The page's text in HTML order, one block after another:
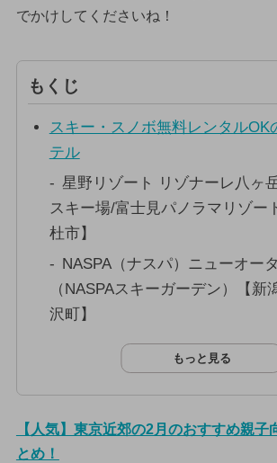
でかけしてくださいね！
もくじ
スキー・スノボ無料レンタルOK
テル
星野リゾート リゾナーレ八ヶ
スキー場/富士見パノラマリゾー
杜市】
NASPA（ナスパ）ニューオー
（NASPAスキーガーデン）【新
沢町】
もっと見る
【人気】東京近郊の2月のおすすめ親子
とめ！